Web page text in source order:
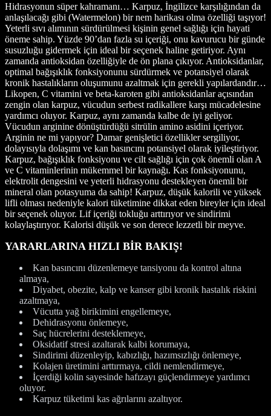
Hidrasyonun süper kahramanı… Karpuz, İngilizce karşılığından da
anlaşılacağı gibi (Watermelon) bir nem harikası olma özelliği taşıyor!
Yeterli sıvı alımının sürdürülmesi kişinin genel sağlığı için hayati
öneme sahip. Yüzde 90’dan fazla su içeriği, onu kavurucu bir günde
susuzluğu gidermek için ideal bir seçenek haline getiriyor. Aynı
zamanda antioksidan özelliğiyle de ön plana çıkıyor. Antioksidanlar,
optimal bağışıklık fonksiyonunu sürdürmek ve potansiyel olarak
kronik hastalıkların oluşumunu azaltmak için gerekli yapılardandır…
Likopen, C vitamini ve beta-karoten gibi antioksidanlar açısından
zengin olan karpuz, vücudun serbest radikallere karşı mücadelesine
yardımcı oluyor. Karpuz, aynı zamanda kalbe de iyi geliyor.
Vücudun arginine dönüştürdüğü sitrülin amino asidini içeriyor.
Arginin ne mi yapıyor? Damar genişletici özellikler sergiliyor,
dolayısıyla dolaşımı ve kan basıncını potansiyel olarak iyileştiriyor.
Karpuz, bağışıklık fonksiyonu ve cilt sağlığı için çok önemli olan A
ve C vitaminlerinin mükemmel bir kaynağı. Kas fonksiyonunu,
elektrolit dengesini ve yeterli hidrasyonu destekleyen önemli bir
mineral olan potasyuma da sahip! Karpuz, düşük kalorili ve yüksek
lifli olması nedeniyle kalori tüketimine dikkat eden bireyler için ideal
bir seçenek oluyor. Lif içeriği tokluğu arttırıyor ve sindirimi
kolaylaştırıyor. Kalorisi düşük ve son derece lezzetli bir meyve.
YARARLARINA HIZLI BİR BAKIŞ!
Kan basıncını düzenlemeye tansiyonu da kontrol altına
almaya,
Diyabet, obezite, kalp ve kanser gibi kronik hastalık riskini
azaltmaya,
Vücutta yağ birikimini engellemeye,
Dehidrasyonu önlemeye,
Saç hücrelerini desteklemeye,
Oksidatif stresi azaltarak kalbi korumaya,
Sindirimi düzenleyip, kabızlığı, hazımsızlığı önlemeye,
Kolajen üretimini arttırmaya, cildi nemlendirmeye,
İçerdiği kolin sayesinde hafızayı güçlendirmeye yardımcı
oluyor.
Karpuz tüketimi kas ağrılarını azaltıyor.